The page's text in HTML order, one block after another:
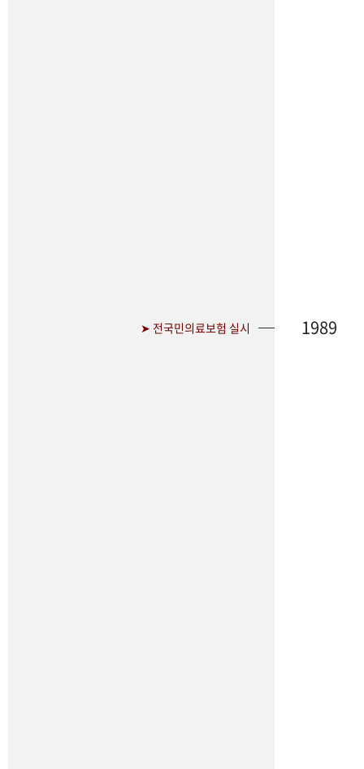
➤ 전국민의료보험 실시 1989